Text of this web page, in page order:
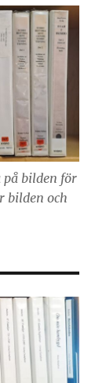
bilden för
bilden och